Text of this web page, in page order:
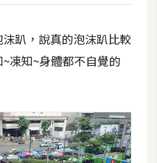
趴，說真的泡沫趴比較
凍知~身體都不自覺的